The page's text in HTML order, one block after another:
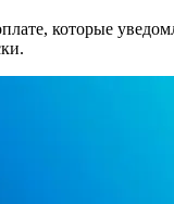
которые